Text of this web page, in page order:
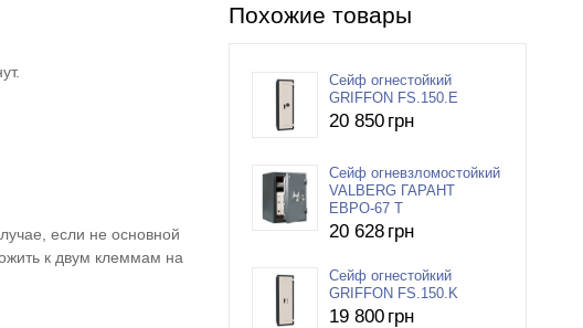
если не основной
к двум клеммам на
Похожие товары
Сейф огнестойкий
GRIFFON FS.150.E
20 850 грн
Сейф огневзломостойкий
VALBERG ГАРАНТ
ЕВРО-67 T
20 628 грн
Сейф огнестойкий
GRIFFON FS.150.K
19 800 грн